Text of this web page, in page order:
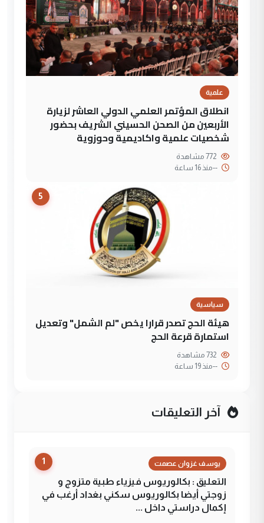
علمية
انطلاق المؤتمر العلمي الدولي العاشر لزيارة
الأربعين من الصحن الحسيني الشريف بحضور
شخصيات علمية واكاديمية وحوزوية
--منذ 16 ساعة
5
سياسية
هيئة الحج تصدر قرارا يخص "لم الشمل" وتعديل
استمارة قرعة الحج
--منذ 19 ساعة
آخر التعليقات
1 يوسف غزوان عصمت
التعليق : بكالوريوس فيزياء طبية متزوج و
زوجتي أيضا بكالوريوس سكني بغداد أرغب في
إكمال دراستي داخل ...